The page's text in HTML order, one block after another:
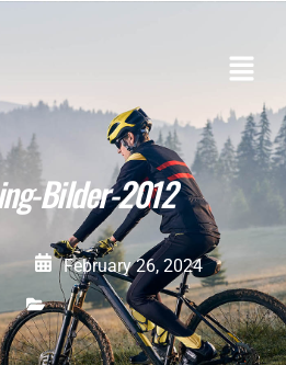
Bilder-2012
February 26, 2024